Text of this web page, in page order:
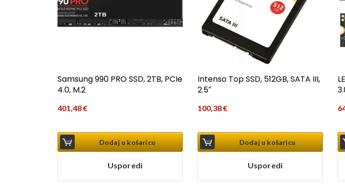
Samsung 990 PRO SSD, 2TB, PCIe
4.0, M.2
401,48€
Dodaj u košaricu
Usporedi
Intenso Top SSD, 512GB, SATA III,
2.5″
100,38€
Dodaj u košaricu
Usporedi